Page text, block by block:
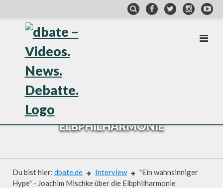
content
"EIN WAHNSINNIGER HYPE" -
JOACHIM MISCHKE ÜBER DIE
ELBPHILHARMONIE
Du bist hier: dbate.de Interview
"Ein wahnsinniger
Hype" - Joachim Mischke über die Elbphilharmonie